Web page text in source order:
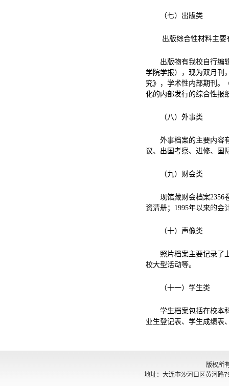
（七）出版类
出版综合性材料主
出版物有我校自行编
学院学报），现为双月刊
究》，学术性内部期刊。
化的内部发行的综合性报
（八）外事类
外事档案的主要内容
议、出国考察、进修、国
（九）财会类
现馆藏财会档案2356
资清册；1995年以来的会
（十）声像类
照片档案主要记录了
校大型活动等。
（十一）学生类
学生档案包括在校本
业生登记表、学生成绩表
版权所
地址：大连市沙河口区黄河